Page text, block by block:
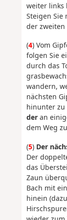
weiter links
Steigen Sie
der zweiten
(4) Vom
folgen Sie
durch das
wandern,
nächsten
hinunter zu
der an
dem Weg
(5) Der
Der
das
Zaun
Bach mit
hinein